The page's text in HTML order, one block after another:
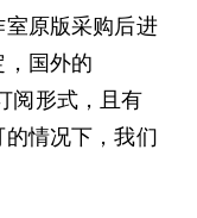
原版采购后进
国外的
阅形式，且有
情况下，我们